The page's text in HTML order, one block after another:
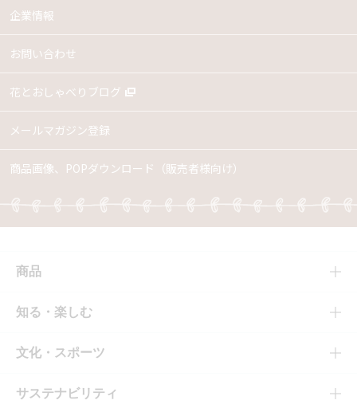
企業情報
お問い合わせ
花とおしゃべりブログ
メールマガジン登録
商品画像、POPダウンロード（販売者様向け）
商品
商品TOP
商品一覧
商品発売情報
知る・楽しむ
知る・楽しむTOP
キャンペーン
文化・スポーツ
文化・スポーツTOP
サステナビリティ